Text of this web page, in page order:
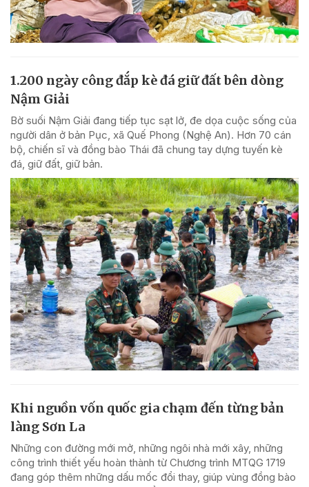
1.200 ngày công đắp kè đá giữ đất bên dòng
Nậm Giải
Bờ suối Nậm Giải đang tiếp tục sạt lở, đe dọa cuộc sống của
người dân ở bản Pục, xã Quế Phong (Nghệ An). Hơn 70 cán
bộ, chiến sĩ và đồng bào Thái đã chung tay dựng tuyến kè
đá, giữ đất, giữ bản.
Khi nguồn vốn quốc gia chạm đến từng bản
làng Sơn La
Những con đường mới mở, những ngôi nhà mới xây, những
công trình thiết yếu hoàn thành từ Chương trình MTQG 1719
đang góp thêm những dấu mốc đổi thay, giúp vùng đồng bào